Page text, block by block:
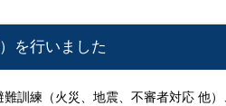
を行いました
訓練（火災、地震、不審者対応 他